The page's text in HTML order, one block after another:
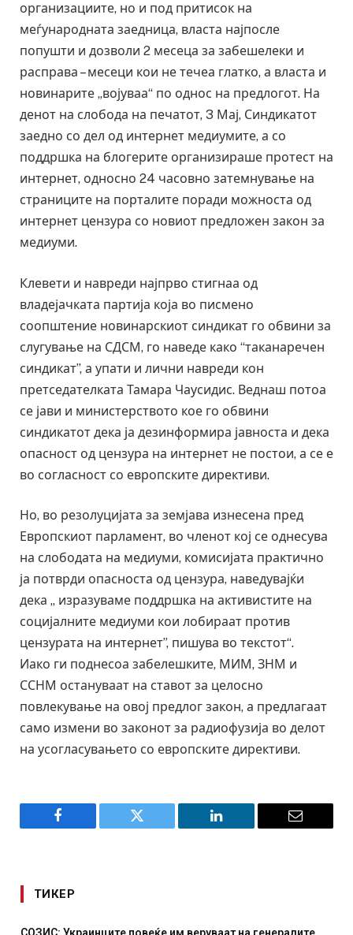
организациите, но и под притисок на
меѓународната заедница, власта најпосле
попушти и дозволи 2 месеца за забешелеки и
расправа – месеци кои не течеа глатко, а власта и
новинарите „војуваа“ по однос на предлогот. На
денот на слобода на печатот, 3 Мај, Синдикатот
заедно со дел од интернет медиумите, а со
поддршка на блогерите организираше протест на
интернет, односно 24 часовно затемнување на
страниците на порталите поради можноста од
интернет цензура со новиот предложен закон за
медиуми.
Клевети и навреди најпрво стигнаа од
владејачката партија која во писмено
соопштение новинарскиот синдикат го обвини за
слугување на СДСМ, го наведе како “таканаречен
синдикат”, а упати и лични навреди кон
претседателката Тамара Чаусидис. Веднаш потоа
се јави и министерството кое го обвини
синдикатот дека ја дезинформира јавноста и дека
опасност од цензура на интернет не постои, а се е
во согласност со европските директиви.
Но, во резолуцијата за земјава изнесена пред
Европскиот парламент, во членот кој се однесува
на слободата на медиуми, комисијата практично
ја потврди опасноста од цензура, наведувајќи
дека „ изразуваме поддршка на активистите на
социјалните медиуми кои лобираат против
цензурата на интернет”, пишува во текстот“.
Иако ги поднесоа забелешките, МИМ, ЗНМ и
ССНМ остануваат на ставот за целосно
повлекување на овој предлог закон, а предлагаат
само измени во законот за радиофузија во делот
на усогласувањето со европските директиви.
Facebook Twitter LinkedIn Email
ТИКЕР